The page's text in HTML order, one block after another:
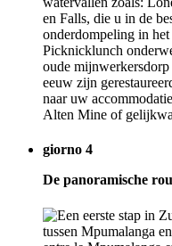
en Falls, die u in de
onderdompeling in
Picknicklunch
oude
eeuw zijn
naar uw
Alten Mine of
giorno 4
De panoramische